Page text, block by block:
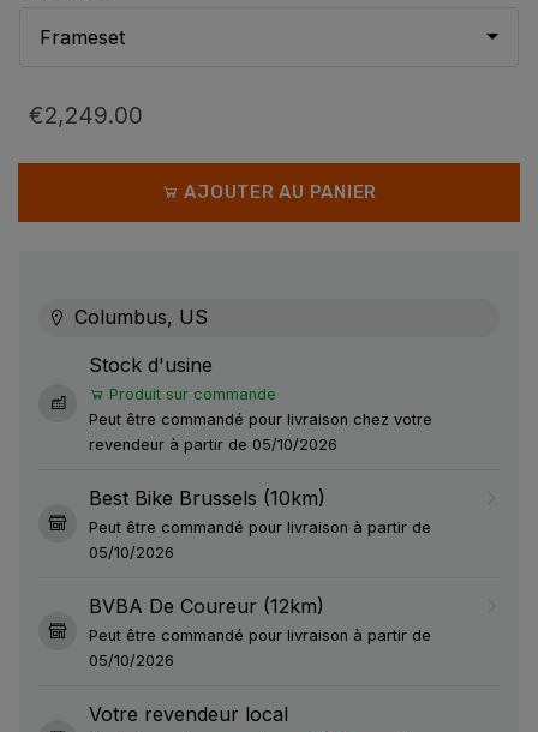
Frameset
€2,249.00
AJOUTER AU PANIER
Columbus, US
Stock d'usine
Produit sur commande
Peut être commandé pour livraison chez votre
revendeur à partir de 05/10/2026
Best Bike Brussels (10km)
Peut être commandé pour livraison à partir de
05/10/2026
BVBA De Coureur (12km)
Peut être commandé pour livraison à partir de
05/10/2026
Votre revendeur local